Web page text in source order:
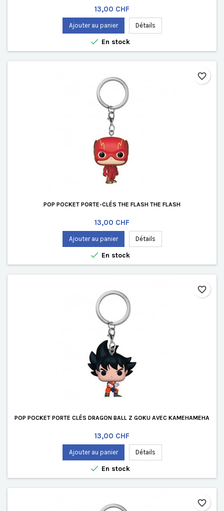
Prix
13,00 CHF
Ajouter au panier Détails
 En stock
POP POCKET PORTE-CLÉS THE FLASH THE FLASH
Prix
13,00 CHF
Ajouter au panier Détails
 En stock
favorite_border
POP POCKET PORTE CLÉS DRAGON BALL Z GOKU AVEC KAMEHAMEHA
Prix
13,00 CHF
Ajouter au panier Détails
 En stock
favorite_border
favorite_border